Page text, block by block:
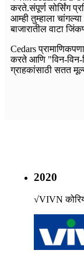
करते.संपूर्ण सोर्सिंग
आम्ही तुम्हाला
बाजारातील वाटा
Cedars
करते आणि "विन-विन-
ग्राहकांसाठी सतत
2020
√VIVN